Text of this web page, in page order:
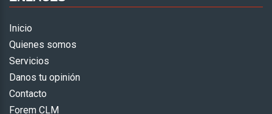
Inicio
Quienes somos
Servicios
Danos tu opinión
Contacto
Forem CLM